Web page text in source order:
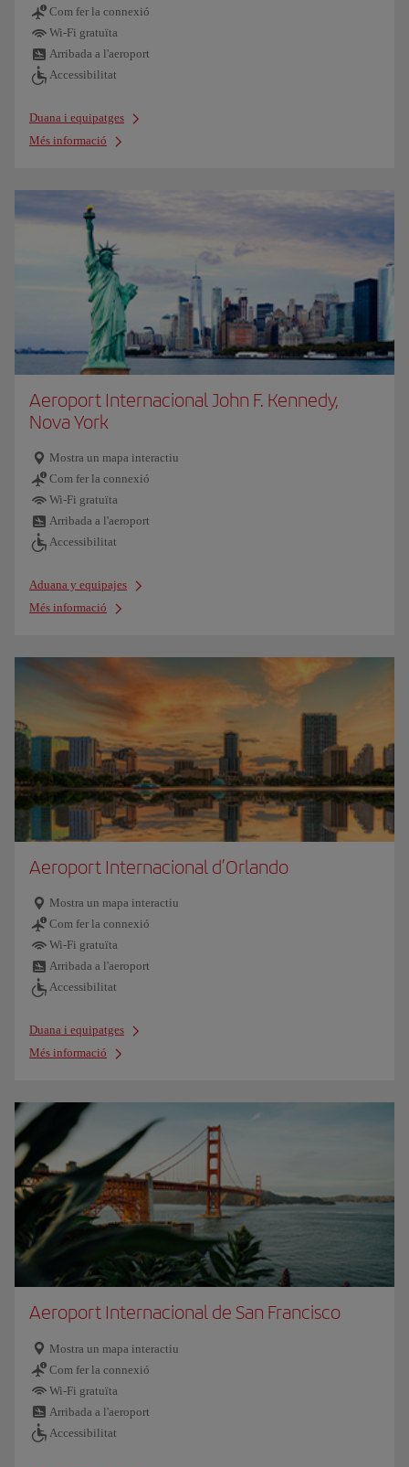
Com fer la connexió
Wi-Fi gratuïta
Arribada a l'aeroport
Accessibilitat
Duana i equipatges
Més informació
Aeroport Internacional John F. Kennedy,
Nova York
Mostra un mapa interactiu
Com fer la connexió
Wi-Fi gratuïta
Arribada a l'aeroport
Accessibilitat
Aduana y equipajes
Més informació
Aeroport Internacional d’Orlando
Mostra un mapa interactiu
Com fer la connexió
Wi-Fi gratuïta
Arribada a l'aeroport
Accessibilitat
Duana i equipatges
Més informació
Aeroport Internacional de San Francisco
Mostra un mapa interactiu
Com fer la connexió
Wi-Fi gratuïta
Arribada a l'aeroport
Accessibilitat